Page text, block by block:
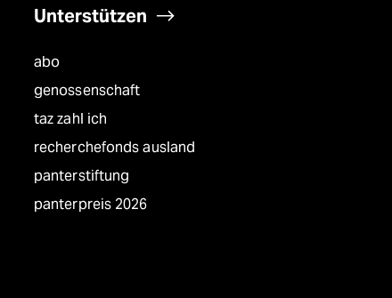
Unterstützen
abo
genossenschaft
taz zahl ich
recherchefonds ausland
panterstiftung
panterpreis 2026